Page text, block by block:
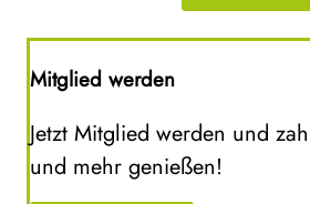
Mitglied werden
Jetzt Mitglied werden und
und mehr genießen!